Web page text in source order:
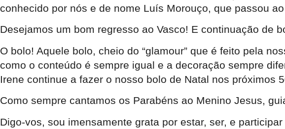
conhecido por nós e de nome Luís Morouço, que passou
Desejamos um bom regresso ao Vasco! E continuação de
O bolo! Aquele bolo, cheio do “glamour” que é feito pela
como o conteúdo é sempre igual e a decoração sempre
Irene continue a fazer o nosso bolo de Natal nos próximos
Como sempre cantamos os Parabéns ao Menino Jesus,
Digo-vos, sou imensamente grata por estar, ser, e